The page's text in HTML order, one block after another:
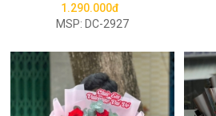
1.290.000đ
MSP: DC-2927